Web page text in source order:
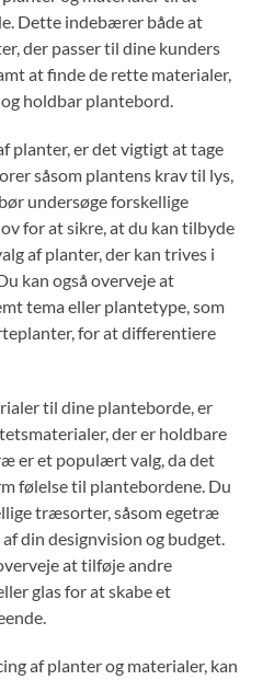
Dette indebærer både at
der passer til dine kunders
at finde de rette materialer,
holdbar plantebord.
planter, er det vigtigt at tage
såsom plantens krav til lys,
undersøge forskellige
for at sikre, at du kan tilbyde
af planter, der kan trives i
kan også overveje at
tema eller plantetype, som
for at differentiere
til dine planteborde, er
der er holdbare
er et populært valg, da det
følelse til plantebordene. Du
træsorter, såsom egetræ
din designvision og budget.
at tilføje andre
glas for at skabe et
af planter og materialer, kan